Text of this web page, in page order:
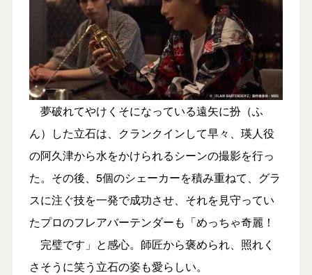
夢破れてやけくそになっている遠矢に扮（ふ
ん）した立石は、クランクインして早々、瑛人役
の阿久津から水をかけられるシーンの撮影を行っ
た。その後、5個のシェーカーを積み重ねて、グラ
スに注ぐ技を一発で成功させ、それを見守ってい
たプロのフレアバーテンダーも「めっちゃ奇麗！
完璧です」と感心。師匠から褒められ、照れく
さそうに笑う立石の姿も愛らしい。